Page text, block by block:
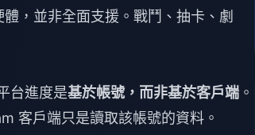
，並非全面支援。戰鬥、抽卡、劇
台進度是基於帳號，而非基於客戶端 。
客戶端只是讀取該帳號的資料。